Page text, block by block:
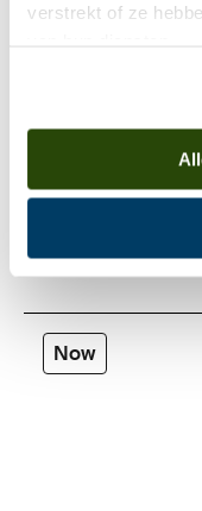
verstrekt of ze
Is
Now